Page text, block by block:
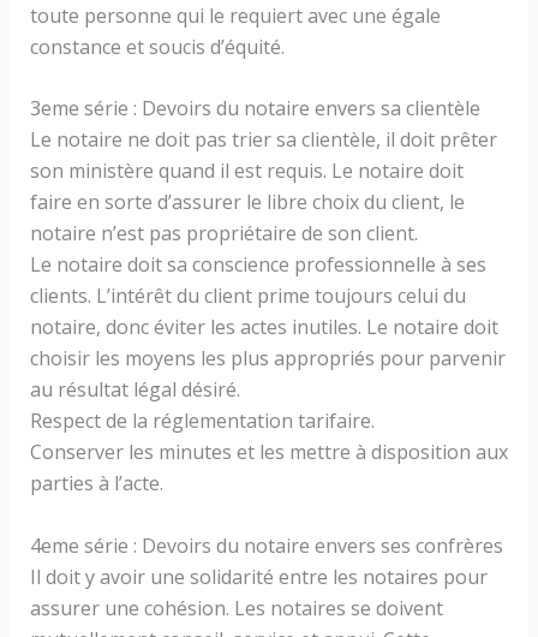
toute personne qui le requiert avec une égale
constance et soucis d’équité.
3eme série : Devoirs du notaire envers sa clientèle
Le notaire ne doit pas trier sa clientèle, il doit prêter
son ministère quand il est requis. Le notaire doit
faire en sorte d’assurer le libre choix du client, le
notaire n’est pas propriétaire de son client.
Le notaire doit sa conscience professionnelle à ses
clients. L’intérêt du client prime toujours celui du
notaire, donc éviter les actes inutiles. Le notaire doit
choisir les moyens les plus appropriés pour parvenir
au résultat légal désiré.
Respect de la réglementation tarifaire.
Conserver les minutes et les mettre à disposition aux
parties à l’acte.
4eme série : Devoirs du notaire envers ses confrères
Il doit y avoir une solidarité entre les notaires pour
assurer une cohésion. Les notaires se doivent